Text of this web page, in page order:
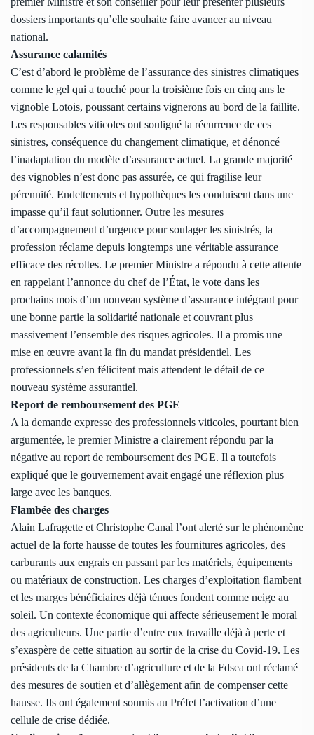
dossiers importants qu’elle souhaite faire avancer au niveau
national.
Assurance calamités
C’est d’abord le problème de l’assurance des sinistres climatiques
comme le gel qui a touché pour la troisième fois en cinq ans le
vignoble Lotois, poussant certains vignerons au bord de la faillite.
Les responsables viticoles ont souligné la récurrence de ces
sinistres, conséquence du changement climatique, et dénoncé
l’inadaptation du modèle d’assurance actuel. La grande majorité
des vignobles n’est donc pas assurée, ce qui fragilise leur
pérennité. Endettements et hypothèques les conduisent dans une
impasse qu’il faut solutionner. Outre les mesures
d’accompagnement d’urgence pour soulager les sinistrés, la
profession réclame depuis longtemps une véritable assurance
efficace des récoltes. Le premier Ministre a répondu à cette attente
en rappelant l’annonce du chef de l’État, le vote dans les
prochains mois d’un nouveau système d’assurance intégrant pour
une bonne partie la solidarité nationale et couvrant plus
massivement l’ensemble des risques agricoles. Il a promis une
mise en œuvre avant la fin du mandat présidentiel. Les
professionnels s’en félicitent mais attendent le détail de ce
nouveau système assurantiel.
Report de remboursement des PGE
A la demande expresse des professionnels viticoles, pourtant bien
argumentée, le premier Ministre a clairement répondu par la
négative au report de remboursement des PGE. Il a toutefois
expliqué que le gouvernement avait engagé une réflexion plus
large avec les banques.
Flambée des charges
Alain Lafragette et Christophe Canal l’ont alerté sur le phénomène
actuel de la forte hausse de toutes les fournitures agricoles, des
carburants aux engrais en passant par les matériels, équipements
ou matériaux de construction. Les charges d’exploitation flambent
et les marges bénéficiaires déjà ténues fondent comme neige au
soleil. Un contexte économique qui affecte sérieusement le moral
des agriculteurs. Une partie d’entre eux travaille déjà à perte et
s’exaspère de cette situation au sortir de la crise du Covid-19. Les
présidents de la Chambre d’agriculture et de la Fdsea ont réclamé
des mesures de soutien et d’allègement afin de compenser cette
hausse. Ils ont également soumis au Préfet l’activation d’une
cellule de crise dédiée.